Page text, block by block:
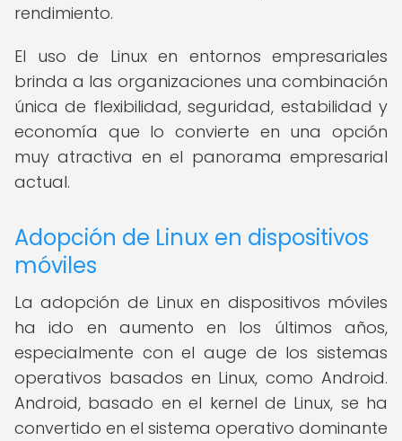
rendimiento.
El uso de Linux en entornos empresariales
brinda a las organizaciones una combinación
única de flexibilidad, seguridad, estabilidad y
economía que lo convierte en una opción
muy atractiva en el panorama empresarial
actual.
Adopción de Linux en dispositivos
móviles
La adopción de Linux en dispositivos móviles
ha ido en aumento en los últimos años,
especialmente con el auge de los sistemas
operativos basados en Linux, como Android.
Android, basado en el kernel de Linux, se ha
convertido en el sistema operativo dominante